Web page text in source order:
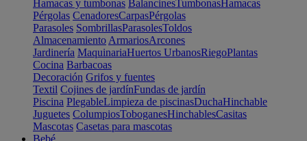
Hamacas y tumbonas BalancinesTumbonasHamacas
Pérgolas CenadoresCarpasPérgolas
Parasoles SombrillasParasolesToldos
Almacenamiento ArmariosArcones
Jardinería MaquinariaHuertos UrbanosRiegoPlantas
Cocina Barbacoas
Decoración Grifos y fuentes
Textil Cojines de jardínFundas de jardín
Piscina PlegableLimpieza de piscinasDuchaHinchable
Juguetes ColumpiosToboganesHinchablesCasitas
Mascotas Casetas para mascotas
Bebé